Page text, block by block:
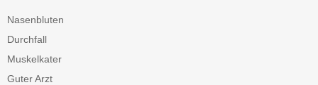
Nasenbluten
Durchfall
Muskelkater
Guter Arzt